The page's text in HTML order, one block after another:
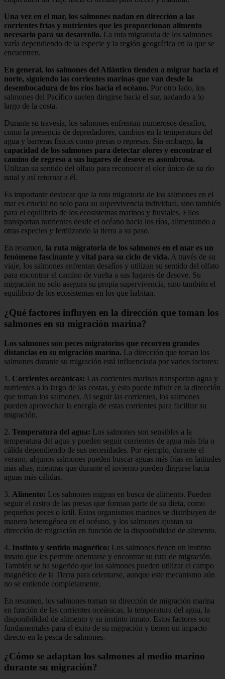
Una vez en el mar, los salmones nadan en dirección a las
corrientes frías y nutrientes que les proporcionan alimento
necesario para su desarrollo. La ruta migratoria de los salmones
varía dependiendo de la especie y la región geográfica en la que se
encuentren.
En general, los salmones del Atlántico tienden a migrar hacia el
norte, siguiendo las corrientes marinas que van desde la
desembocadura de los ríos hacia el océano. Por otro lado, los
salmones del Pacífico suelen dirigirse hacia el sur, nadando a lo
largo de la costa.
Durante su travesía, los salmones enfrentan numerosos desafíos,
como la presencia de depredadores, cambios en la temperatura del
agua y barreras físicas como presas o represas. Sin embargo, la
capacidad de los salmones para detectar olores y encontrar el
camino de regreso a sus lugares de desove es asombrosa.
Utilizan su sentido del olfato para reconocer el olor único de su río
natal y así retornar a él.
Es importante destacar que la ruta migratoria de los salmones en el
mar es crucial no solo para su supervivencia individual, sino también
para el equilibrio de los ecosistemas marinos y fluviales. Ellos
transportan nutrientes desde el océano hacia los ríos, alimentando a
otras especies y fertilizando la tierra a su paso.
En resumen, la ruta migratoria de los salmones en el mar es un
fenómeno fascinante y vital para su ciclo de vida. A través de su
viaje, los salmones enfrentan desafíos y utilizan su sentido del olfato
para encontrar el camino de vuelta a sus lugares de desove. Su
migración no solo asegura su propia supervivencia, sino también el
equilibrio de los ecosistemas en los que habitan.
¿Qué factores influyen en la dirección que toman los
salmones en su migración marina?
Los salmones son peces migratorios que recorren grandes
distancias en su migración marina. La dirección que toman los
salmones durante su migración está influenciada por varios factores:
1. Corrientes oceánicas: Las corrientes marinas transportan agua y
nutrientes a lo largo de las costas, y esto puede influir en la dirección
que toman los salmones. Al seguir las corrientes, los salmones
pueden aprovechar la energía de estas corrientes para facilitar su
migración.
2. Temperatura del agua: Los salmones son sensibles a la
temperatura del agua y pueden seguir corrientes de agua más fría o
cálida dependiendo de sus necesidades. Por ejemplo, durante el
verano, algunos salmones pueden buscar aguas más frías en latitudes
más altas, mientras que durante el invierno pueden dirigirse hacia
aguas más cálidas.
3. Alimento: Los salmones migran en busca de alimento. Pueden
seguir el rastro de las presas que forman parte de su dieta, como
pequeños peces o krill. Estos organismos marinos se distribuyen de
manera heterogénea en el océano, y los salmones ajustan su
dirección de migración en función de la disponibilidad de alimento.
4. Instinto y sentido magnético: Los salmones tienen un instinto
innato que les permite orientarse y encontrar su ruta de migración.
También se ha sugerido que los salmones pueden utilizar el campo
magnético de la Tierra para orientarse, aunque este mecanismo aún
no se entiende completamente.
En resumen, los salmones toman su dirección de migración marina
en función de las corrientes oceánicas, la temperatura del agua, la
disponibilidad de alimento y su instinto innato. Estos factores son
fundamentales para el éxito de su migración y tienen un impacto
directo en la pesca de salmones.
¿Cómo se adaptan los salmones al medio marino
durante su migración?